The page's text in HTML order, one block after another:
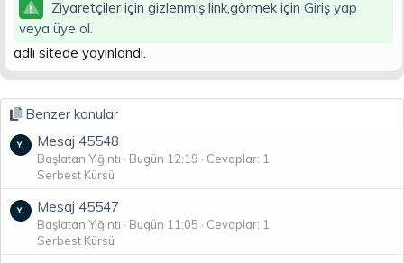
Ziyaretçiler için gizlenmiş link,görmek için Giriş yap
veya üye ol.
adlı sitede yayınlandı.
Benzer konular
Mesaj 45548
Başlatan Yığıntı Bugün 12:19
Cevaplar: 1
Serbest Kürsü
Mesaj 45547
Başlatan Yığıntı Bugün 11:05
Cevaplar: 1
Serbest Kürsü